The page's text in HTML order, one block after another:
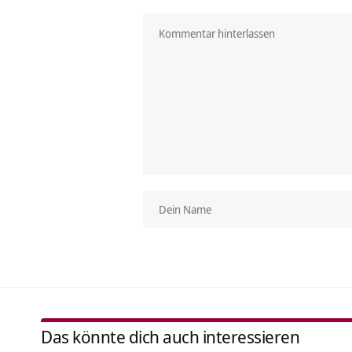
Das könnte dich auch interessieren